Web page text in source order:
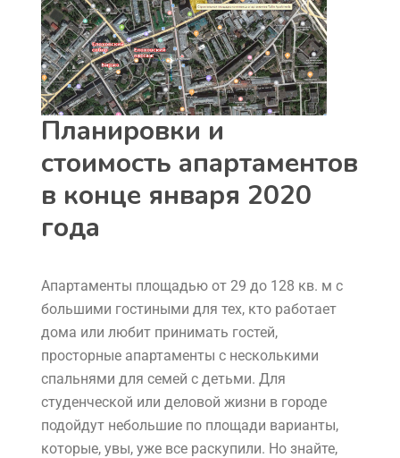
Планировки и
стоимость апартаментов
в конце января 2020
года
Апартаменты площадью от 29 до 128 кв. м с
большими гостиными для тех, кто работает
дома или любит принимать гостей,
просторные апартаменты с несколькими
спальнями для семей с детьми. Для
студенческой или деловой жизни в городе
подойдут небольшие по площади варианты,
которые, увы, уже все раскупили. Но знайте,